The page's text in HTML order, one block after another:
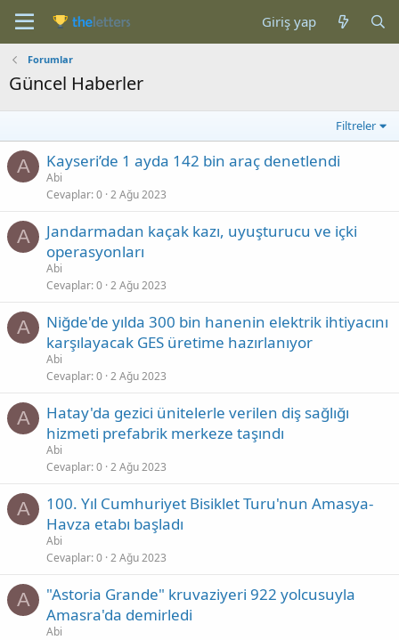
Giriş yap
Forumlar
Güncel Haberler
Filtreler
A Kayseri’de 1 ayda 142 bin araç denetlendi
Abi
Cevaplar 0 2 Ağu 2023
A
Jandarmadan kaçak kazı, uyuşturucu ve içki
operasyonları
Abi
Cevaplar 0 2 Ağu 2023
A
Niğde'de yılda 300 bin hanenin elektrik ihtiyacını
karşılayacak GES üretime hazırlanıyor
Abi
Cevaplar 0 2 Ağu 2023
A
Hatay'da gezici ünitelerle verilen diş sağlığı
hizmeti prefabrik merkeze taşındı
Abi
Cevaplar 0 2 Ağu 2023
A
100. Yıl Cumhuriyet Bisiklet Turu'nun Amasya-
Havza etabı başladı
Abi
Cevaplar 0 2 Ağu 2023
A
"Astoria Grande" kruvaziyeri 922 yolcusuyla
Amasra'da demirledi
Abi